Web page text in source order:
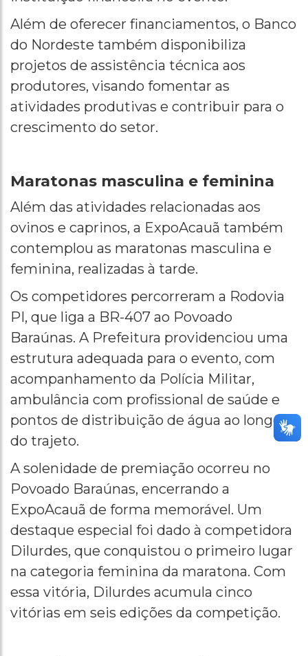
Além de oferecer financiamentos, o Banco
do Nordeste também disponibiliza
projetos de assistência técnica aos
produtores, visando fomentar as
atividades produtivas e contribuir para o
crescimento do setor.
Maratonas masculina e feminina
Além das atividades relacionadas aos
ovinos e caprinos, a ExpoAcauã também
contemplou as maratonas masculina e
feminina, realizadas à tarde.
Os competidores percorreram a Rodovia
PI, que liga a BR-407 ao Povoado
Baraúnas. A Prefeitura providenciou uma
estrutura adequada para o evento, com
acompanhamento da Polícia Militar,
ambulância com profissional de saúde e
pontos de distribuição de água ao longo
do trajeto.
A solenidade de premiação ocorreu no
Povoado Baraúnas, encerrando a
ExpoAcauã de forma memorável. Um
destaque especial foi dado à competidora
Dilurdes, que conquistou o primeiro lugar
na categoria feminina da maratona. Com
essa vitória, Dilurdes acumula cinco
vitórias em seis edições da competição.